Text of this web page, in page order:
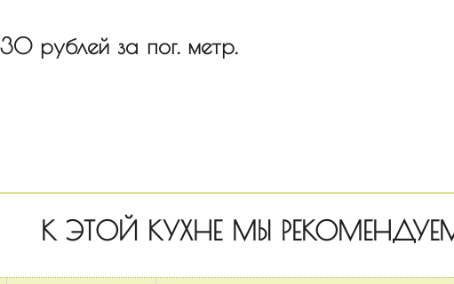
рублей за пог. метр.
К ЭТОЙ КУХНЕ МЫ